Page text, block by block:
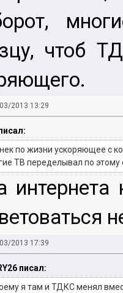
чтоб
2013 13:29
по жизни ускоряющее с
ТВ переделывал по
2013 17:39
писал:
я там и ТДКС менял